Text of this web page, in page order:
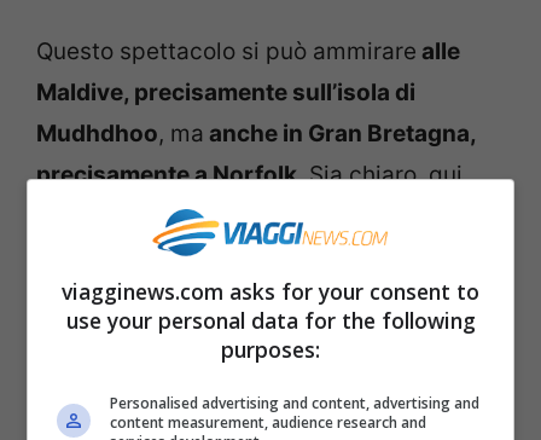
Questo spettacolo si può ammirare alle
Maldive, precisamente sull’isola di
Mudhdhoo, ma anche in Gran Bretagna,
precisamente a Norfolk. Sia chiaro, qui,
per riuscire a vedere la bioluminescenza ci
vogliono delle condizioni molto particolari
quindi non è così facile assistere allo
spettacolo.
Sicuramente laspiaggia luminosa più
viagginews.com asks for your consent to
use your personal data for the following
purposes:
Personalised advertising and content, advertising and
content measurement, audience research and